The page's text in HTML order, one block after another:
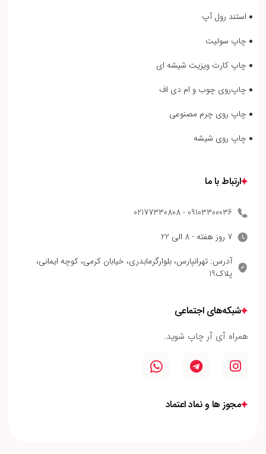
استند رول آپ
چاپ سولیت
چاپ کارت ویزیت شیشه ای
چاپ‌روی چوب و ام دی اف
چاپ روی چرم مصنوعی
چاپ روی شیشه
ارتباط با ما
09103300036 - 02177330808
7 روز هفته - 8 الی 22
آدرس: تهرانپارس، بلوارگرمابدری، خیابان کرمی، کوچه ایمانی،
پلاک19
شبکه‌های اجتماعی
همراه آی آر چاپ شوید.
مجوز ها و نماد اعتماد